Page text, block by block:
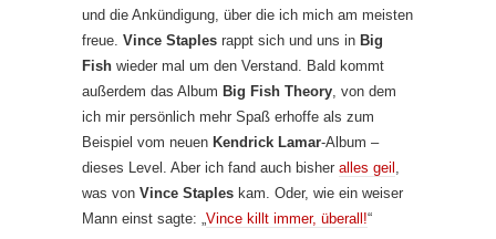
und die Ankündigung, über die ich mich am meisten
freue. Vince Staples rappt sich und uns in Big
Fish wieder mal um den Verstand. Bald kommt
außerdem das Album Big Fish Theory, von dem
ich mir persönlich mehr Spaß erhoffe als zum
Beispiel vom neuen Kendrick Lamar-Album –
dieses Level. Aber ich fand auch bisher alles geil ,
was von Vince Staples kam. Oder, wie ein weiser
Mann einst sagte: „Vince killt immer, überall!“